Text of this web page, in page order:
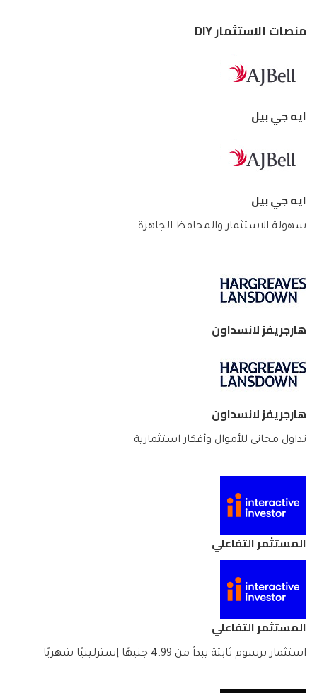
منصات الاستثمار DIY
ايه جي بيل
ايه جي بيل
سهولة الاستثمار والمحافظ الجاهزة
هارجريفز لانسداون
هارجريفز لانسداون
تداول مجاني للأموال وأفكار استثمارية
المستثمر التفاعلي
المستثمر التفاعلي
استثمار برسوم ثابتة يبدأ من 4.99 جنيهًا إسترلينيًا شهريًا